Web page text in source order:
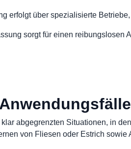
erfolgt über spezialisierte
sorgt für einen reibungslosen
klar abgegrenzten Situationen, in
von Fliesen oder Estrich